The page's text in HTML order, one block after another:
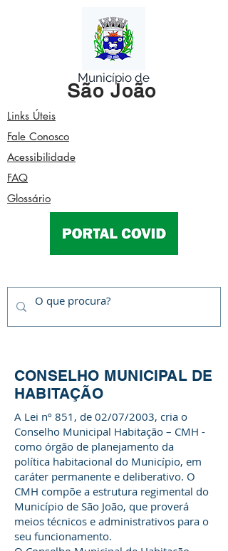
Município de
São João
Links Úteis
Fale Conosco
Acessibilidade
FAQ
Glossário
CONSELHO MUNICIPAL DE
HABITAÇÃO
A Lei nº 851, de 02/07/2003, cria o
Conselho Municipal Habitação – CMH -
como órgão de planejamento da
política habitacional do Município, em
caráter permanente e deliberativo. O
CMH compõe a estrutura regimental do
Município de São João, que proverá
meios técnicos e administrativos para o
seu funcionamento.